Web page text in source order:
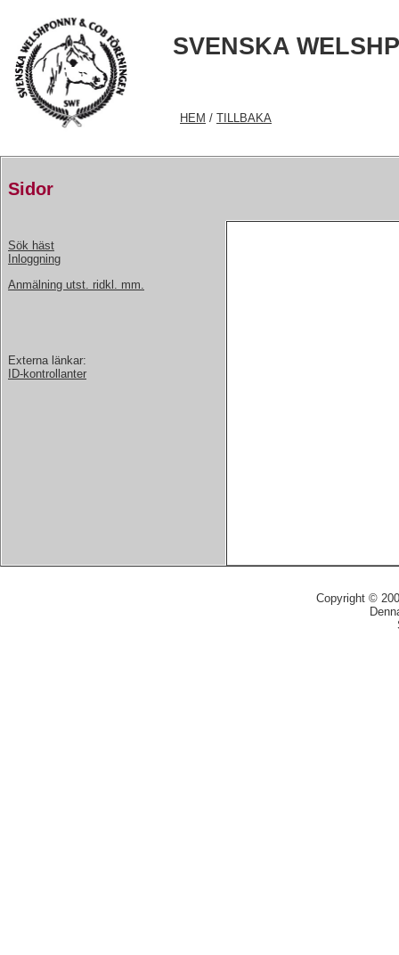
SVENSKA
HEM / TILLBAKA
Sidor
Sök häst
Inloggning
Anmälning utst. ridkl. mm.
Externa länkar:
ID-kontrollanter
Copyright ©